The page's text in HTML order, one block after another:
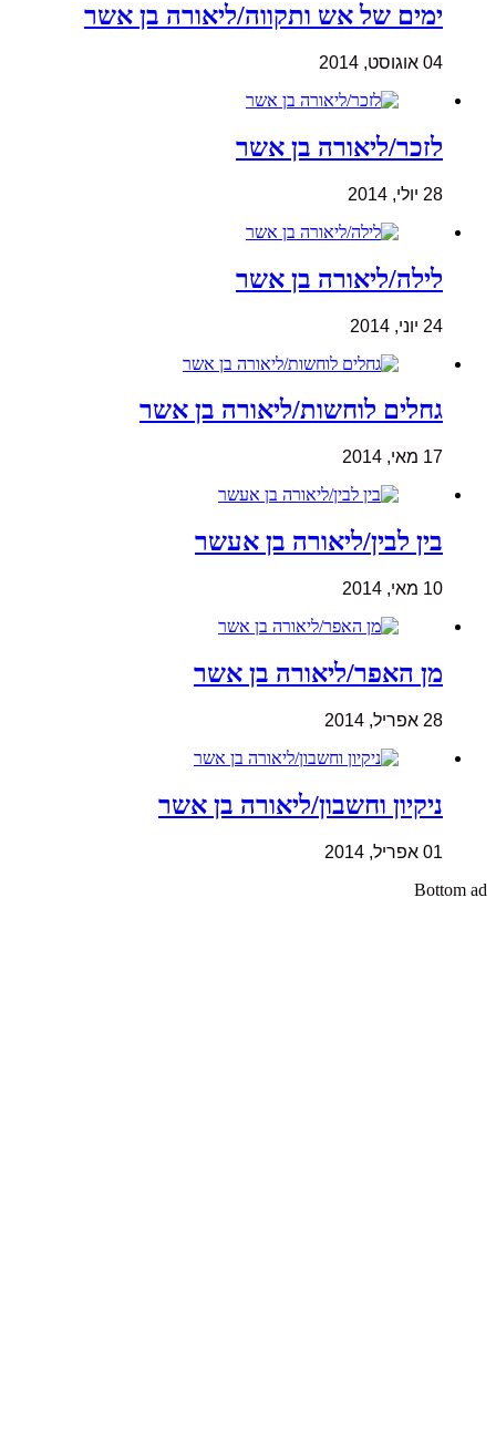
ימים של אש ותקווה/ליאורה בן אשר
04 אוגוסט, 2014
לזכר/ליאורה בן אשר
28 יולי, 2014
לילה/ליאורה בן אשר
24 יוני, 2014
גחלים לוחשות/ליאורה בן אשר
17 מאי, 2014
בין לבין/ליאורה בן אעשר
10 מאי, 2014
מן האפר/ליאורה בן אשר
28 אפריל, 2014
ניקיון וחשבון/ליאורה בן אשר
01 אפריל, 2014
Bottom ad